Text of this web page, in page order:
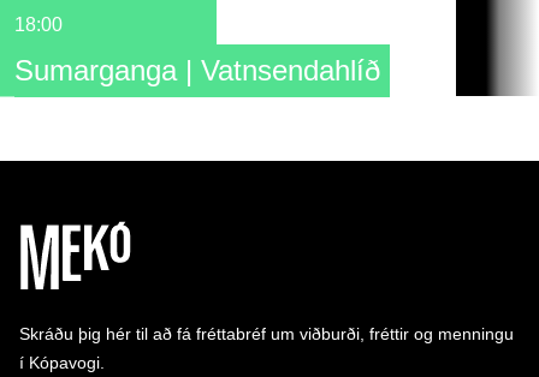
18:00
Sumarganga | Vatnsendahlíð
Skráðu þig hér til að fá fréttabréf um viðburði, fréttir og menningu
í Kópavogi.